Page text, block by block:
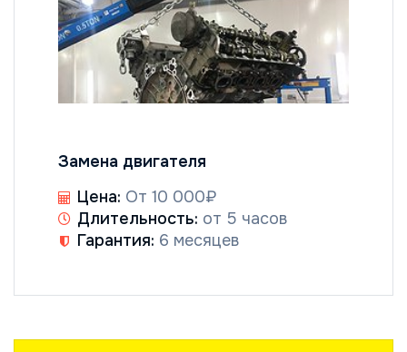
Замена двигателя
Цена: От 10 000₽
Длительность: от 5 часов
Гарантия: 6 месяцев